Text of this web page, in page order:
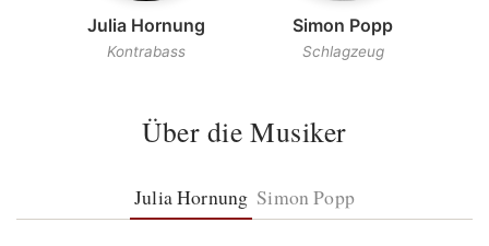
Julia Hornung
Kontrabass
Simon Popp
Schlagzeug
Über die Musiker
Julia Hornung Simon Popp